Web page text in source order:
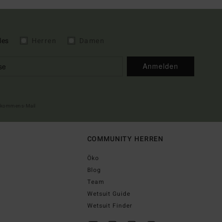
Anmelden
COMMUNITY HERREN
Öko
Blog
Team
Wetsuit Guide
Wetsuit Finder